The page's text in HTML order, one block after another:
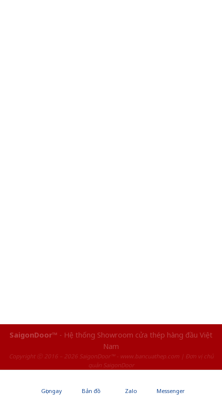
SaigonDoor™ - Hệ thống Showroom cửa thép hàng đầu Việt
Nam
Copyright ⓒ 2016 – 2026 SaigonDoor™ - www.bancuathep.com | Đơn vị chủ
quản SaigonDoor
Gọi ngay Bản đồ Zalo Messenger